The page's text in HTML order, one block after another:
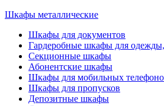
Шкафы металлические
Шкафы для документов
Гардеробные шкафы для одежды,
Секционные шкафы
Абонентские шкафы
Шкафы для мобильных
Шкафы для пропусков
Депозитные шкафы